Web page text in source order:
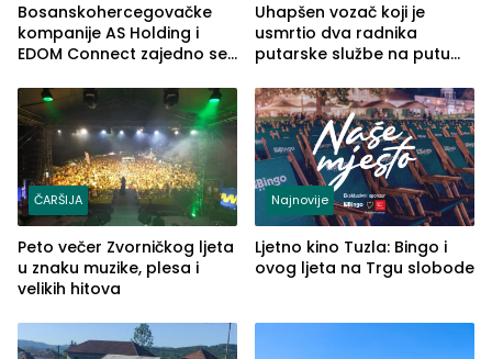
Bosanskohercegovačke
kompanije AS Holding i
EDOM Connect zajedno se
Uhapšen vozač koji je
usmrtio dva radnika
putarske službe na putu
(FOTO)
ČARŠIJA
Peto večer Zvorničkog ljeta
u znaku muzike, plesa i
velikih hitova
Najnovije
Ljetno kino Tuzla: Bingo i
ovog ljeta na Trgu slobode